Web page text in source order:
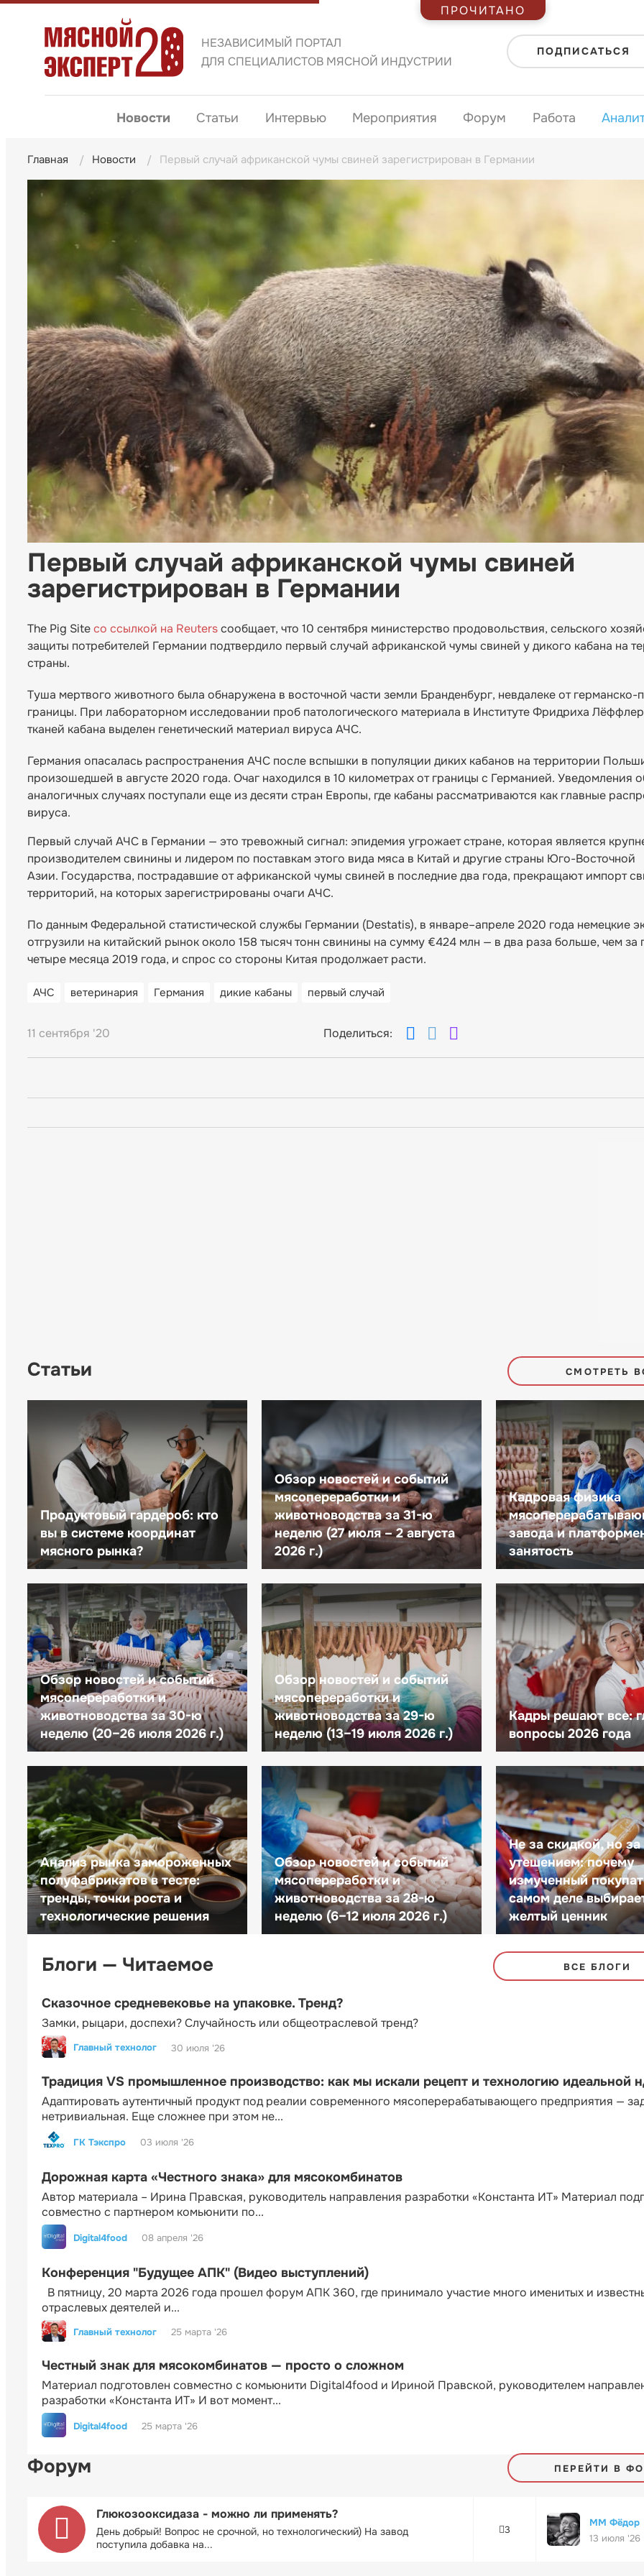
НЕЗАВИСИМЫЙ ПОРТАЛ
ДЛЯ СПЕЦИАЛИСТОВ МЯСНОЙ ИНДУСТРИИ
ПОДПИСАТЬСЯ
Новости Статьи Интервью Мероприятия Форум Работа
Главная Новости Первый случай африканской чумы свиней зарегистрирован в Германии
Первый случай африканской чумы свиней
зарегистрирован в Германии
The Pig Siteсо ссылкой на Reutersсообщает, что 10 сентября министерство продовольствия, сельского
защиты потребителей Германии подтвердило первый случай африканской чумы свиней у дикого кабана на
страны.
Туша мертвого животного была обнаружена в восточной части земли Бранденбург, невдалеке от германско-
границы. При лабораторном исследовании проб патологического материала в Институте Фридриха
тканей кабана выделен генетический материал вируса АЧС.
Германия опасалась распространения АЧС после вспышки в популяции диких кабанов на территории
произошедшей в августе 2020 года. Очаг находился в 10 километрах от границы с Германией. Уведомления
аналогичных случаях поступали еще из десяти стран Европы, где кабаны рассматриваются как главные
вируса.
Первый случай АЧС в Германии — это тревожный сигнал: эпидемия угрожает стране, которая является
производителем свинины и лидером по поставкам этого вида мяса в Китай и другие страны Юго-Восточной
Азии. Государства, пострадавшие от африканской чумы свиней в последние два года, прекращают импорт
территорий, на которых зарегистрированы очаги АЧС.
По данным Федеральной статистической службы Германии (Destatis), в январе–апреле 2020 года немецкие
отгрузили на китайский рынок около 158 тысяч тонн свинины на сумму €424 млн — в два раза больше, чем за
четыре месяца 2019 года, и спрос со стороны Китая продолжает расти.
АЧС ветеринария Германия дикие кабаны первый случай
11 сентября '20 Поделиться:
Статьи СМОТРЕТЬ
Продуктовый гардероб: кто
вы в системе координат
мясного рынка?
Обзор новостей и событий
мясопереработки и
животноводства за 31-ю
неделю (27 июля – 2 августа
2026 г.)
Кадровая физика
завода и
занятость
Обзор новостей и событий
мясопереработки и
животноводства за 30-ю
неделю (20–26 июля 2026 г.)
Обзор новостей и событий
мясопереработки и
животноводства за 29-ю
неделю (13–19 июля 2026 г.)
Кадры решают все:
вопросы 2026 года
Анализ рынка замороженных
полуфабрикатов в тесте:
тренды, точки роста и
технологические решения
Обзор новостей и событий
мясопереработки и
животноводства за 28-ю
неделю (6–12 июля 2026 г.)
Не за скидкой, но за
утешением: почему
измученный
самом деле
желтый ценник
Блоги — Читаемое ВСЕ БЛОГИ
Сказочное средневековье на упаковке. Тренд?
Замки, рыцари, доспехи? Случайность или общеотраслевой тренд?
Главный технолог 30 июля '26
Традиция VS промышленное производство: как мы искали рецепт и технологию идеальной
Адаптировать аутентичный продукт под реалии современного мясоперерабатывающего предприятия —
нетривиальная. Еще сложнее при этом не...
ГК Тэкспро 03 июля '26
Дорожная карта «Честного знака» для мясокомбинатов
Автор материала – Ирина Правская, руководитель направления разработки «Константа ИТ» Материал
совместно с партнером комьюнити по...
Digital4food 08 апреля '26
Конференция "Будущее АПК" (Видео выступлений)
В пятницу, 20 марта 2026 года прошел форум АПК 360, где принимало участие много именитых и
отраслевых деятелей и...
Главный технолог 25 марта '26
Честный знак для мясокомбинатов — просто о сложном
Материал подготовлен совместно с комьюнити Digital4food и Ириной Правской, руководителем
разработки «Константа ИТ» И вот момент...
Digital4food 25 марта '26
Форум ПЕРЕЙТИ В
Глюкозооксидаза - можно ли применять?
День добрый! Вопрос не срочной, но технологический) На завод
поступила добавка на...
3
ММ Фёдор
13 июля '26
ПРОЧИТАНО